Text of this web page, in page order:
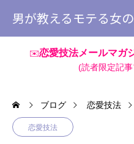
男が教えるモテる女
✉️恋愛技法メールマガ
(読者限定記
ブログ 恋愛技法
恋愛技法